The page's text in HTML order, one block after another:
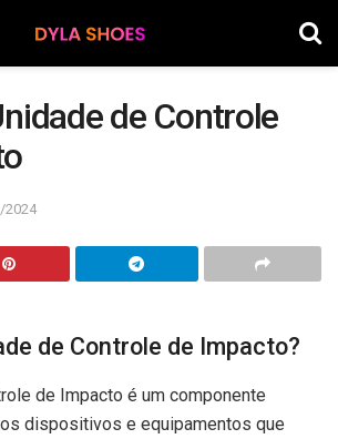
de Controle
2024
de Controle de Impacto?
de Impacto é um componente
dispositivos e equipamentos que